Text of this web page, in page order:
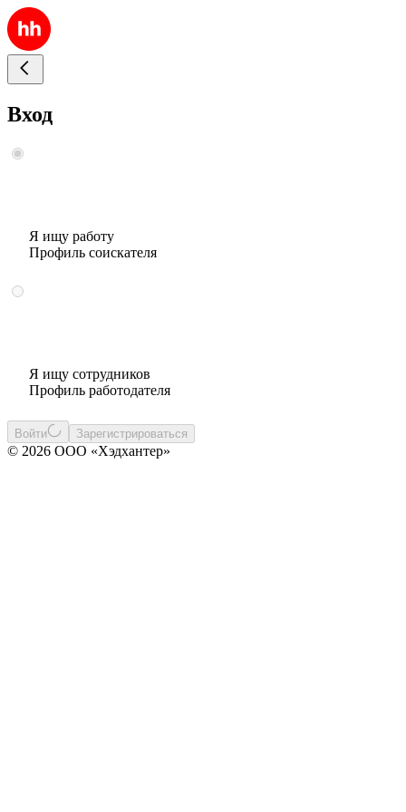
Вход
Я ищу работу
Профиль соискателя
Я ищу сотрудников
Профиль работодателя
Войти Зарегистрироваться
© 2026 ООО «Хэдхантер»